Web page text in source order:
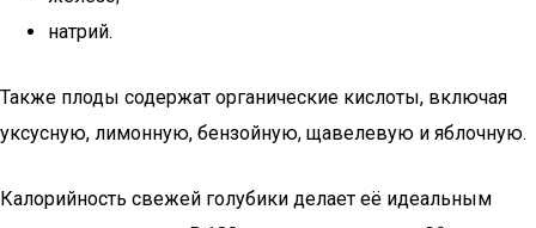
натрий.
Также плоды содержат органические кислоты, включая
уксусную, лимонную, бензойную, щавелевую и яблочную.
Калорийность свежей голубики делает её идеальным